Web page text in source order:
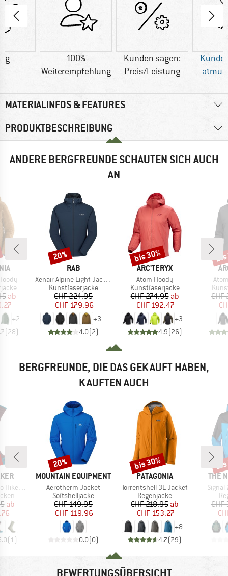
g
100%
Weiterempfehlung
Kunden sagen:
Preis/Leistung
MATERIALINFOS & FEATURES
PRODUKTBESCHREIBUNG
ANDERE BERGFREUNDE SCHAUTEN SICH AUCH
AN
Preis
ab
+2
(28)
MARKE
RAB
Artikel
Xenair Alpine Light Jacket
Produktgruppe
Kunstfaserjacke
Preis
CHF 224.95reduzierter Preis
CHF 179.96
+3
4.0(2)
Rabatt
20%
MARKE
ARC'TERYX
Artikel
Atom Hoody
Produktgruppe
Kunstfaserjacke
Preis
CHF 274.95reduzierter Preis
ab
CHF 192.47
+3
4.9(26)
Rabatt
bis 30%
BERGFREUNDE, DIE DAS GEKAUFT HABEN,
KAUFTEN AUCH
Crew
Preis
ab
(1 )
MARKE
MOUNTAIN EQUIPMENT
Artikel
Aerotherm Jacket
Produktgruppe
Softshelljacke
Preis
CHF 149.95reduzierter Preis
CHF 119.96
0.0(0)
Rabatt
20%
MARKE
PATAGONIA
Artikel
Torrentshell 3L Jacket
Produktgruppe
Regenjacke
Preis
CHF 218.95reduzierter Preis
ab
CHF 153.27
+8
4.7(79)
Rabatt
bis 30%
THE
Artikel
Signal
BEWERTUNGSÜBERSICHT